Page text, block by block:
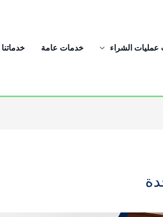
عمليات الشراء خدمات عامة خدماتنا